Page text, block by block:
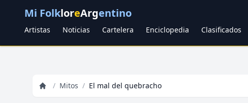
Mi FolkloreArgentino
Artistas Noticias Cartelera Enciclopedia Clasificados
/ Mitos / El mal del quebracho